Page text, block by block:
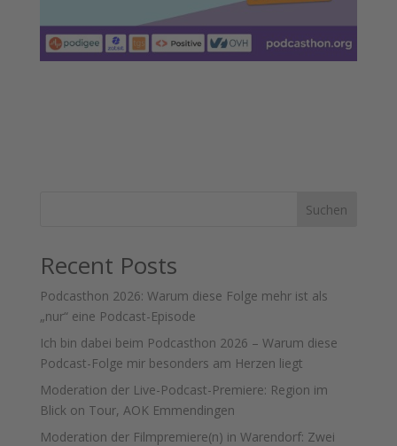
Suchen
Recent Posts
Podcasthon 2026: Warum diese Folge mehr ist als
„nur“ eine Podcast-Episode
Ich bin dabei beim Podcasthon 2026 – Warum diese
Podcast-Folge mir besonders am Herzen liegt
Moderation der Live-Podcast-Premiere: Region im
Blick on Tour, AOK Emmendingen
Moderation der Filmpremiere(n) in Warendorf: Zwei